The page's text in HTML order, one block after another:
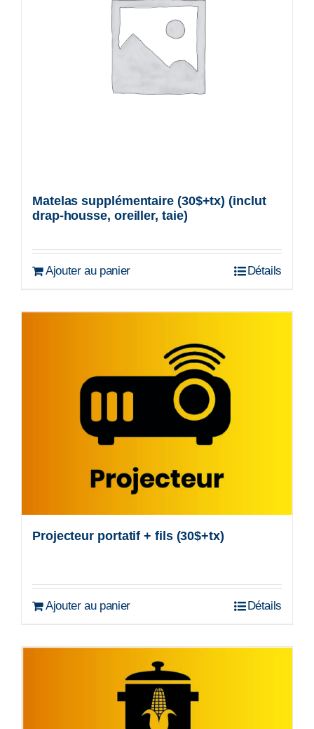
Matelas supplémentaire (30$+tx) (inclut
drap-housse, oreiller, taie)
Ajouter au panier Détails
Projecteur portatif + fils (30$+tx)
Ajouter au panier Détails